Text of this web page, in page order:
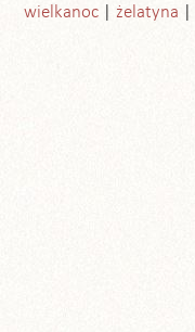
wielkanoc
żelatyna